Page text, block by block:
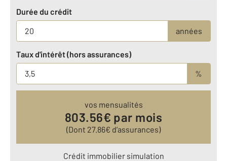
Durée du crédit
années
Taux d'intérêt (hors assurances)
%
vos mensualités
803.56€ par mois
(Dont 27.86€ d’assurances)
Crédit immobilier simulation